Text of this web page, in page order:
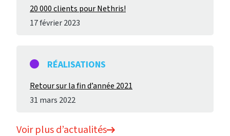
20 000 clients pour Nethris!
17 février 2023
RÉALISATIONS
Retour sur la fin d’année 2021
31 mars 2022
Voir plus d’actualités